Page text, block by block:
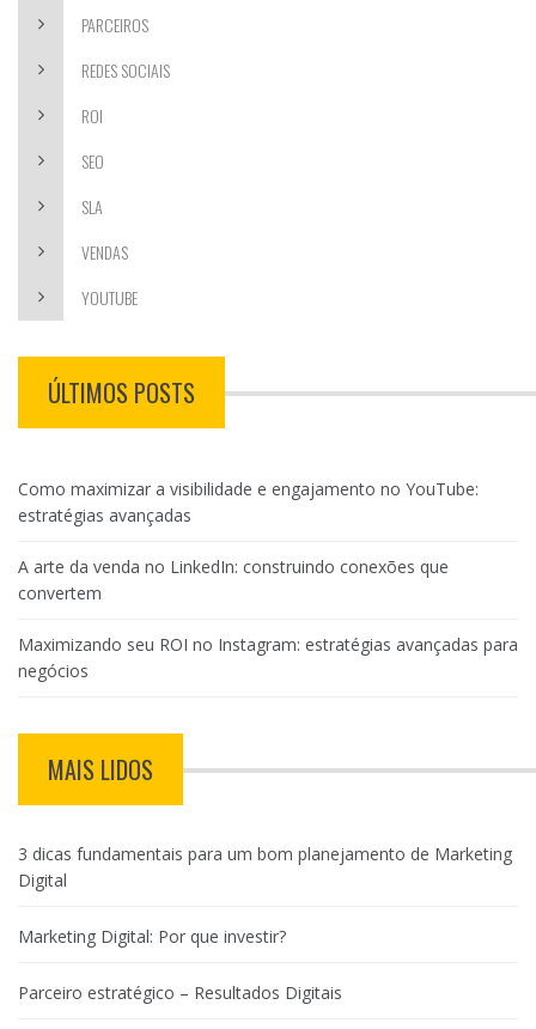
PARCEIROS
REDES SOCIAIS
ROI
SEO
SLA
VENDAS
YOUTUBE
ÚLTIMOS POSTS
Como maximizar a visibilidade e engajamento no YouTube:
estratégias avançadas
A arte da venda no LinkedIn: construindo conexões que
convertem
Maximizando seu ROI no Instagram: estratégias avançadas para
negócios
MAIS LIDOS
3 dicas fundamentais para um bom planejamento de Marketing
Digital
Marketing Digital: Por que investir?
Parceiro estratégico – Resultados Digitais